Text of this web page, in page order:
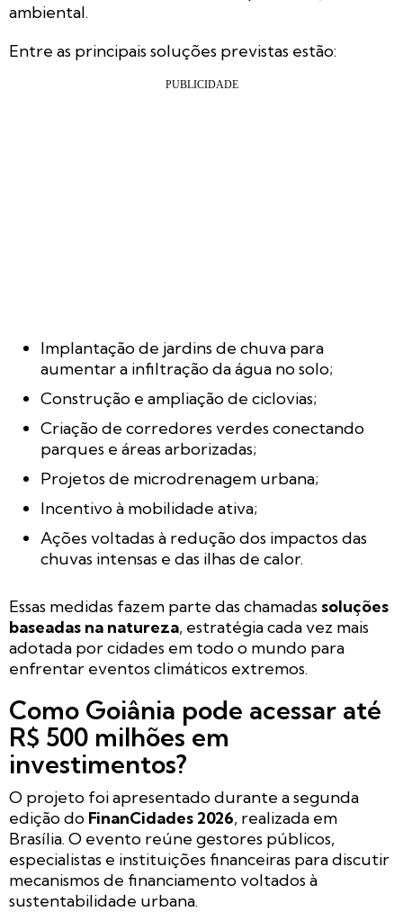
ambiental.
Entre as principais soluções previstas estão:
Implantação de jardins de chuva para
aumentar a infiltração da água no solo;
Construção e ampliação de ciclovias;
Criação de corredores verdes conectando
parques e áreas arborizadas;
Projetos de microdrenagem urbana;
Incentivo à mobilidade ativa;
Ações voltadas à redução dos impactos das
chuvas intensas e das ilhas de calor.
Essas medidas fazem parte das chamadassoluções
baseadas na natureza, estratégia cada vez mais
adotada por cidades em todo o mundo para
enfrentar eventos climáticos extremos.
Como Goiânia pode acessar até
R$ 500 milhões em
investimentos?
O projeto foi apresentado durante a segunda
edição do FinanCidades 2026, realizada em
Brasília. O evento reúne gestores públicos,
especialistas e instituições financeiras para discutir
mecanismos de financiamento voltados à
sustentabilidade urbana.